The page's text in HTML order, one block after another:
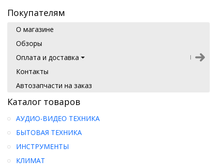
Покупателям
О магазине
Обзоры
Оплата и доставка
Контакты
Автозапчасти на заказ
Каталог товаров
АУДИО-ВИДЕО ТЕХНИКА
БЫТОВАЯ ТЕХНИКА
ИНСТРУМЕНТЫ
КЛИМАТ